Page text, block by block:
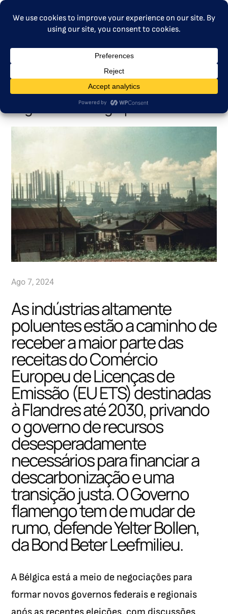
MENU
A indústria pesada não deve
consumir todo o Fundo da
região Flamenga para o Clima.
Ago 7, 2024
As indústrias altamente
poluentes estão a caminho de
receber a maior parte das
receitas do Comércio
Europeu de Licenças de
Emissão (EU ETS) destinadas
à Flandres até 2030, privando
o governo de recursos
desesperadamente
necessários para financiar a
descarbonização e uma
transição justa. O Governo
flamengo tem de mudar de
rumo, defende Yelter Bollen,
da Bond Beter Leefmilieu.
A Bélgica está a meio de negociações para
formar novos governos federais e regionais